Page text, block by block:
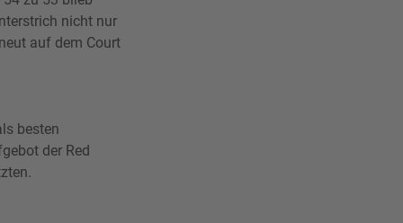
nicht nur
auf dem Court
besten
der Red